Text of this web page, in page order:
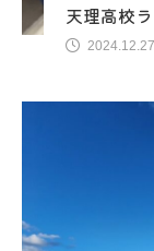
天理高校
2024.12.27